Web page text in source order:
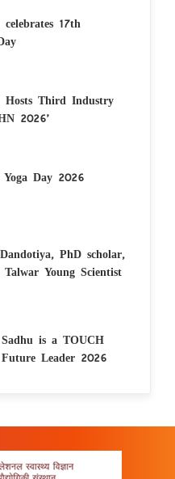
17th
Hosts Third Industry
2026’
Day 2026
PhD scholar,
Talwar Young Scientist
is a TOUCH
Leader 2026